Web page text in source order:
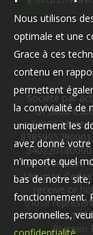
Société par
of 3000 €
34000
aéroportuaire
Mauguio
receive or
those
insurance
Riverain
Nous utilisons
optimale et une
Grace à ces
contenu en
permettent
la convivialité de
uniquement les
avez donné
n'importe quel
bas de notre
fonctionnement.
personnelles,